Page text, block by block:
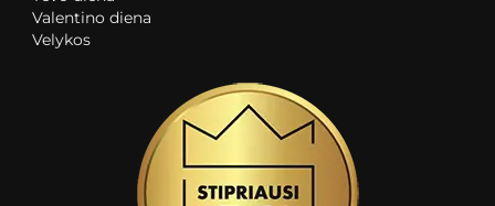
Valentino diena
Velykos